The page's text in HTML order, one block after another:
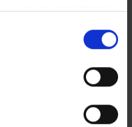
questa proprietà digitale
consenso in qualsiasi
cookie o facendo clic
sulla tua posizione
people,
and skills within